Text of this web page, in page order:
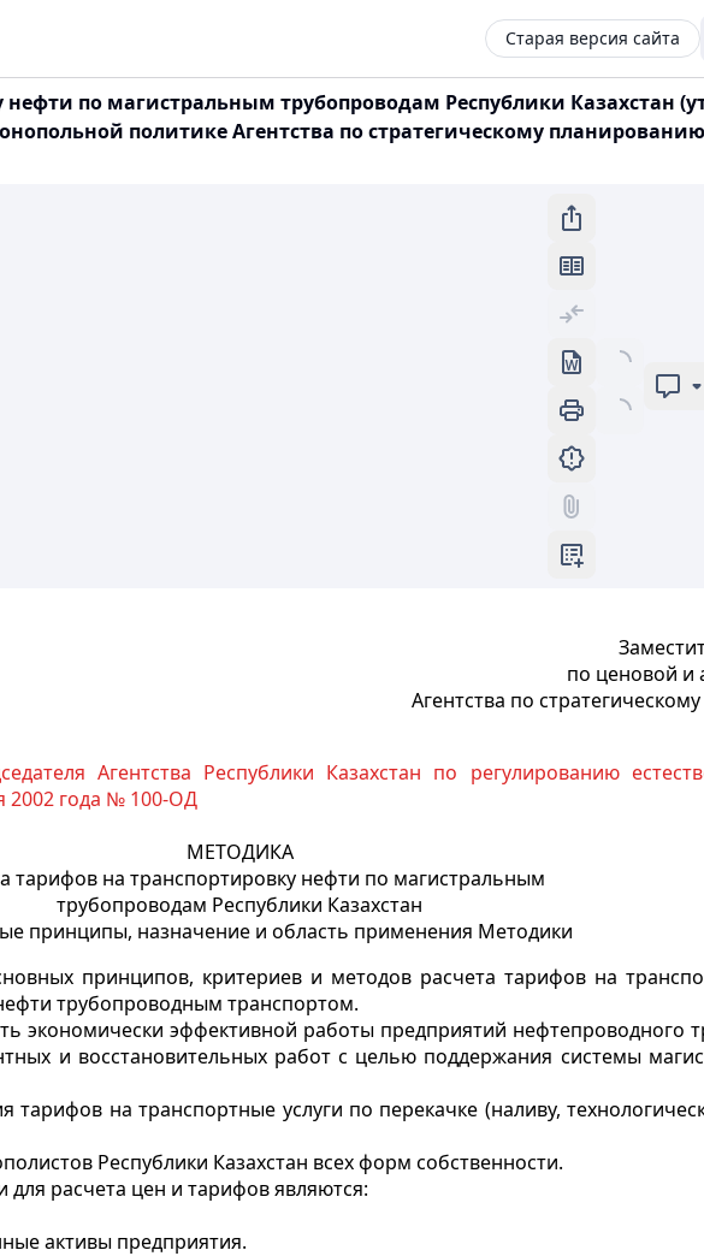
Старая версия сайта
по магистральным трубопроводам Республики Казахстан
политике Агентства по стратегическому
по ценовой и
Агентства по
Агентства Республики Казахстан по регулированию
2002 года № 100-ОД
МЕТОДИКА
тарифов на транспортировку нефти по магистральным
трубопроводам Республики Казахстан
принципы, назначение и область применения Методики
принципов, критериев и методов расчета тарифов на
трубопроводным транспортом.
экономически эффективной работы предприятий нефтепроводного
и восстановительных работ с целью поддержания системы
тарифов на транспортные услуги по перекачке (наливу,
Республики Казахстан всех форм собственности.
расчета цен и тарифов являются:
активы предприятия.